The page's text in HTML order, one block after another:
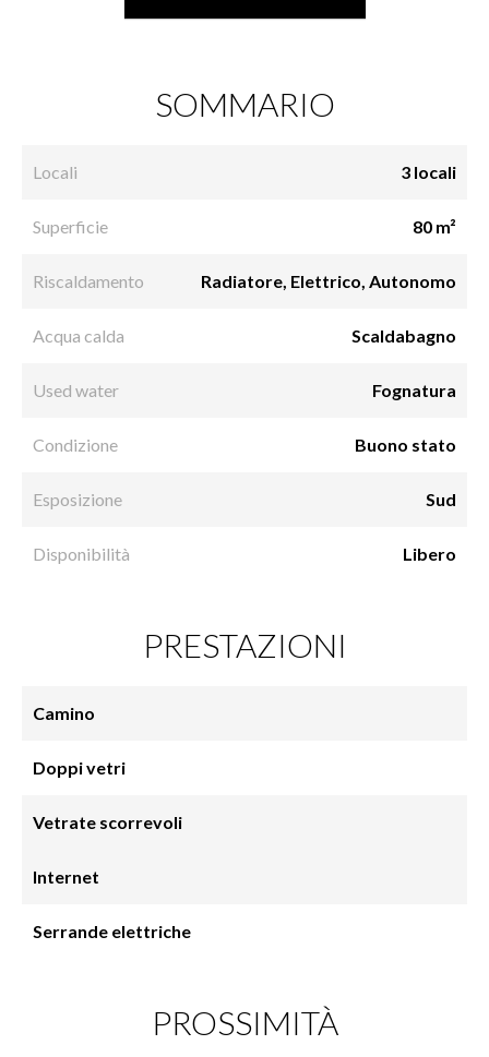
SOMMARIO
Locali 3 locali
Superficie 80 m²
Riscaldamento Radiatore, Elettrico, Autonomo
Acqua calda Scaldabagno
Used water Fognatura
Condizione Buono stato
Esposizione Sud
Disponibilità Libero
PRESTAZIONI
Camino
Doppi vetri
Vetrate scorrevoli
Internet
Serrande elettriche
PROSSIMITÀ